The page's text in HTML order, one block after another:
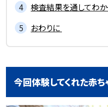
検査結果を通してわか
おわりに
今回体験してくれた赤